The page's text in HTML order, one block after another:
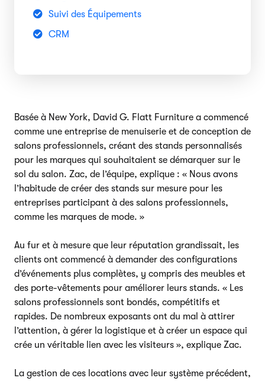
Suivi des Équipements
CRM
Basée à New York, David G. Flatt Furniture a commencé
comme une entreprise de menuiserie et de conception de
salons professionnels, créant des stands personnalisés
pour les marques qui souhaitaient se démarquer sur le
sol du salon. Zac, de l’équipe, explique : « Nous avons
l’habitude de créer des stands sur mesure pour les
entreprises participant à des salons professionnels,
comme les marques de mode. »
Au fur et à mesure que leur réputation grandissait, les
clients ont commencé à demander des configurations
d’événements plus complètes, y compris des meubles et
des porte-vêtements pour améliorer leurs stands. « Les
salons professionnels sont bondés, compétitifs et
rapides. De nombreux exposants ont du mal à attirer
l’attention, à gérer la logistique et à créer un espace qui
crée un véritable lien avec les visiteurs », explique Zac.
La gestion de ces locations avec leur système précédent,